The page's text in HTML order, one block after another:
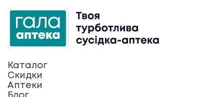
Каталог
Скидки
Аптеки